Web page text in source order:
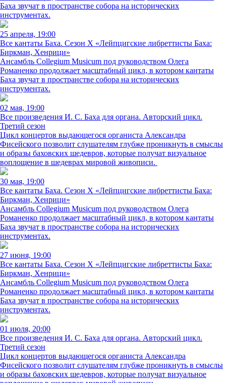
Баха звучат в пространстве собора на исторических
инструментах.
25 апреля, 19:00
Все кантаты Баха. Сезон X «Лейпцигские либреттисты Баха:
Биркман, Хенрици»
Ансамбль Collegium Musicum под руководством Олега
Романенко продолжает масштабный цикл, в котором кантаты
Баха звучат в пространстве собора на исторических
инструментах.
02 мая, 19:00
Все произведения И. С. Баха для органа. Авторский цикл.
Третий сезон
Цикл концертов выдающегося органиста Александра
Фисейского позволит слушателям глубже проникнуть в смыслы
и образы баховских шедевров, которые получат визуальное
воплощение в шедеврах мировой живописи.
30 мая, 19:00
Все кантаты Баха. Сезон X «Лейпцигские либреттисты Баха:
Биркман, Хенрици»
Ансамбль Collegium Musicum под руководством Олега
Романенко продолжает масштабный цикл, в котором кантаты
Баха звучат в пространстве собора на исторических
инструментах.
27 июня, 19:00
Все кантаты Баха. Сезон X «Лейпцигские либреттисты Баха:
Биркман, Хенрици»
Ансамбль Collegium Musicum под руководством Олега
Романенко продолжает масштабный цикл, в котором кантаты
Баха звучат в пространстве собора на исторических
инструментах.
01 июля, 20:00
Все произведения И. С. Баха для органа. Авторский цикл.
Третий сезон
Цикл концертов выдающегося органиста Александра
Фисейского позволит слушателям глубже проникнуть в смыслы
и образы баховских шедевров, которые получат визуальное